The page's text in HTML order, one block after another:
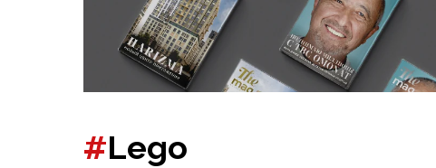
#Lego